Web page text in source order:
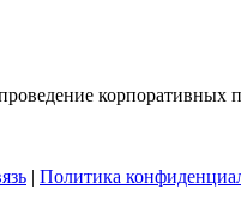
корпоративных
| Политика